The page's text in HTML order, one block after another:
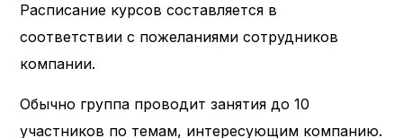
Расписание курсов составляется в
соответствии с пожеланиями сотрудников
компании.
Обычно группа проводит занятия до 10
участников по темам, интересующим компанию.